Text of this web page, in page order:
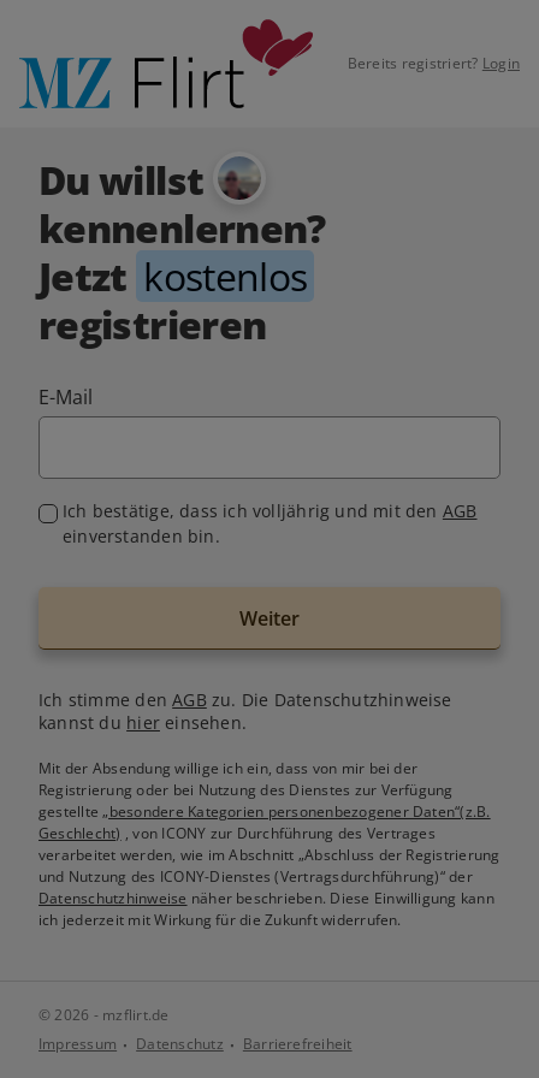
Bereits registriert? Login
Du willst
kennenlernen?
Jetzt kostenlos
registrieren
E-Mail
Ich bestätige, dass ich volljährig und mit den AGB
einverstanden bin.
Weiter
Ich stimme denAGB zu. Die Datenschutzhinweise
kannst du hiereinsehen.
Mit der Absendung willige ich ein, dass von mir bei der
Registrierung oder bei Nutzung des Dienstes zur Verfügung
gestellte„besondere Kategorien personenbezogener Daten“(z.B.
Geschlecht) , von ICONY zur Durchführung des Vertrages
verarbeitet werden, wie im Abschnitt „Abschluss der Registrierung
und Nutzung des ICONY-Dienstes (Vertragsdurchführung)“ der
Datenschutzhinweise näher beschrieben. Diese Einwilligung kann
ich jederzeit mit Wirkung für die Zukunft widerrufen.
© 2026 - mzflirt.de
Impressum
Datenschutz Barrierefreiheit